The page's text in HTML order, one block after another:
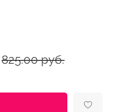
825.00 руб.